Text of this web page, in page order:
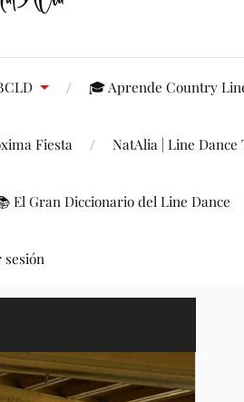
🎓 Aprende Country
Fiesta NatAlia | Line Dance
El Gran Diccionario del Line Dance